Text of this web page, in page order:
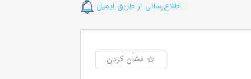
اطلاع‌رسانی از طریق ایمیل
نشان کردن